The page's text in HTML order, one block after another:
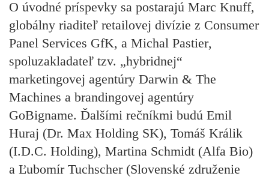
O úvodné príspevky sa postarajú Marc Knuff,
globálny riaditeľ retailovej divízie z Consumer
Panel Services GfK, a Michal Pastier,
spoluzakladateľ tzv. „hybridnej“
marketingovej agentúry Darwin & The
Machines a brandingovej agentúry
GoBigname. Ďalšími rečníkmi budú Emil
Huraj (Dr. Max Holding SK), Tomáš Králik
(I.D.C. Holding), Martina Schmidt (Alfa Bio)
a Ľubomír Tuchscher (Slovenské združenie